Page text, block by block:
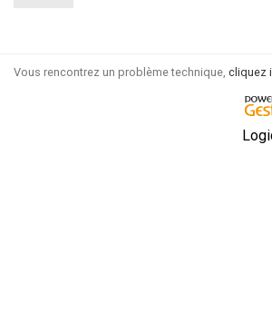
Vous rencontrez un problème technique, cliquez